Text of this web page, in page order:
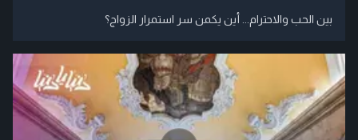
بين الحب والاحترام... أين يكمن سر استمرار الزواج؟